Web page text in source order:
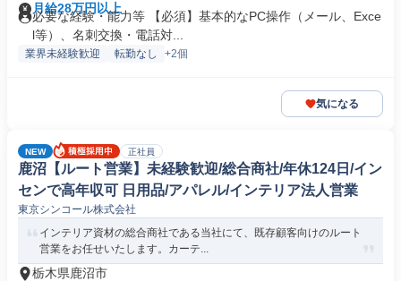
月給28万円以上
必要な経験・能力等 【必須】基本的なPC操作（メール、Exce
l等）、名刺交換・電話対...
業界未経験歓迎 転勤なし +2個
気になる
NEW 正社員
鹿沼【ルート営業】未経験歓迎/総合商社/年休124日/イン
センで高年収可 日用品/アパレル/インテリア法人営業
東京シンコール株式会社
インテリア資材の総合商社である当社にて、既存顧客向けのルート
営業をお任せいたします。カーテ...
栃木県鹿沼市